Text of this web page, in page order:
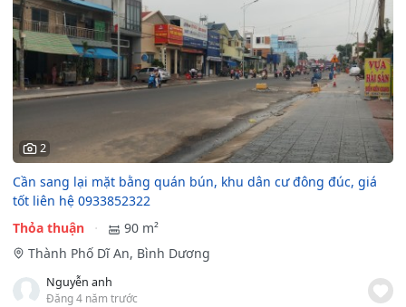
2
Cần sang lại mặt bằng quán bún, khu dân cư đông đúc, giá
tốt liên hệ 0933852322
Thỏa thuận
90 m²
Thành Phố Dĩ An, Bình Dương
Nguyễn anh
Đăng 4 năm trước